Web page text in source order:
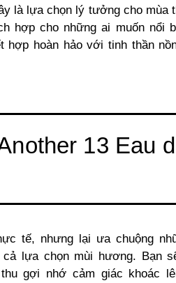
là lựa chọn lý tưởng cho mùa
hợp cho những ai muốn nổi
hợp hoàn hảo với tinh thần
13 Eau
tế, nhưng lại ưa chuộng
lựa chọn mùi hương. Bạn
gợi nhớ cảm giác khoác